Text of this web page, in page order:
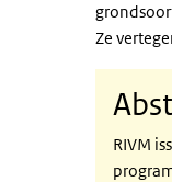
Ze
RIVM